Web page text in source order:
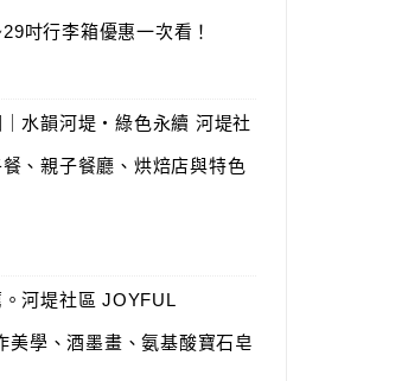
吋行李箱優惠一次看！
水韻河堤‧綠色永續 河堤社
、親子餐廳、烘焙店與特色
河堤社區 JOYFUL
美學、酒墨畫、氨基酸寶石皂